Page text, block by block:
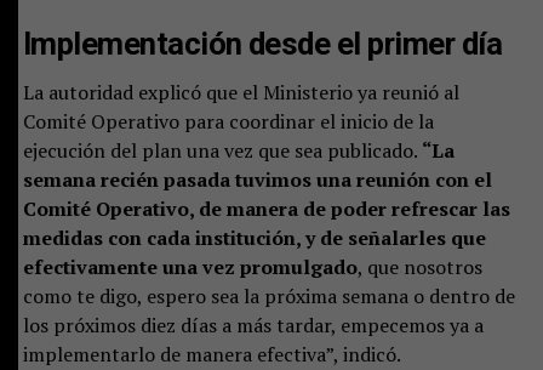
Implementación desde el primer día
La autoridad explicó que el Ministerio ya reunió al
Comité Operativo para coordinar el inicio de la
ejecución del plan una vez que sea publicado. “La
semana recién pasada tuvimos una reunión con el
Comité Operativo, de manera de poder refrescar las
medidas con cada institución, y de señalarles que
efectivamente una vez promulgado, que nosotros
como te digo, espero sea la próxima semana o dentro de
los próximos diez días a más tardar, empecemos ya a
implementarlo de manera efectiva”, indicó.